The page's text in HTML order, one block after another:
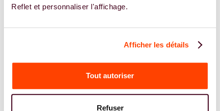
Reflet et personnaliser l'affichage.
Afficher les détails
Tout autoriser
Refuser
Vous êtes Sage Femme expert.e.s en
Vous êtes Sage Femme spécialiste dans dans
l'accompagnement des femmes et des couples sur la